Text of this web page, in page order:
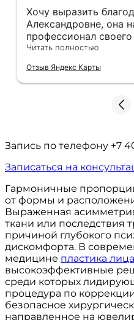
Хочу выразить
Александровне, она
профессионал
не в простой ситуации
Читать полностью
Отзыв Яндекс Карты
Запись по телефону +7
Записаться на
Гармоничные
от формы и
Выраженная
ткани или последствия
причиной глубокого
дискомфорта. В
медицине пластика
высокоэффективные
среди которых
процедура по
безопасное
направленное на